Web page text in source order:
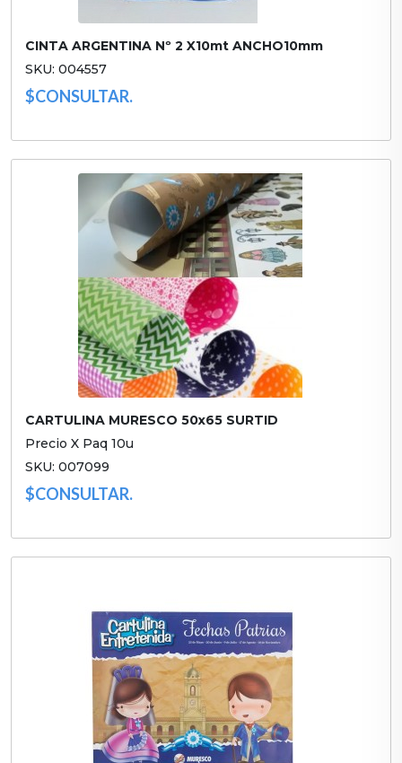
CINTA ARGENTINA Nº 2 X10mt ANCHO10mm
SKU: 004557
$CONSULTAR.
CARTULINA MURESCO 50x65 SURTID
Precio X Paq 10u
SKU: 007099
$CONSULTAR.